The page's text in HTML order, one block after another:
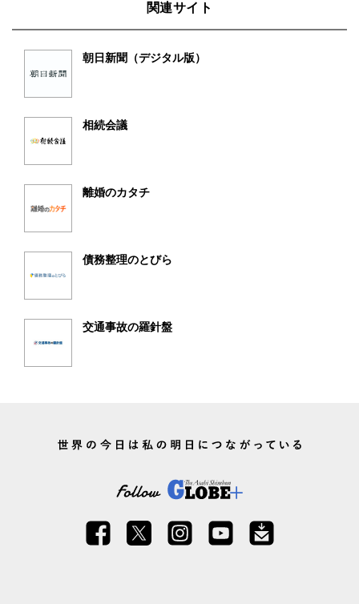
関連サイト
朝日新聞（デジタル版）
相続会議
離婚のカタチ
債務整理のとびら
交通事故の羅針盤